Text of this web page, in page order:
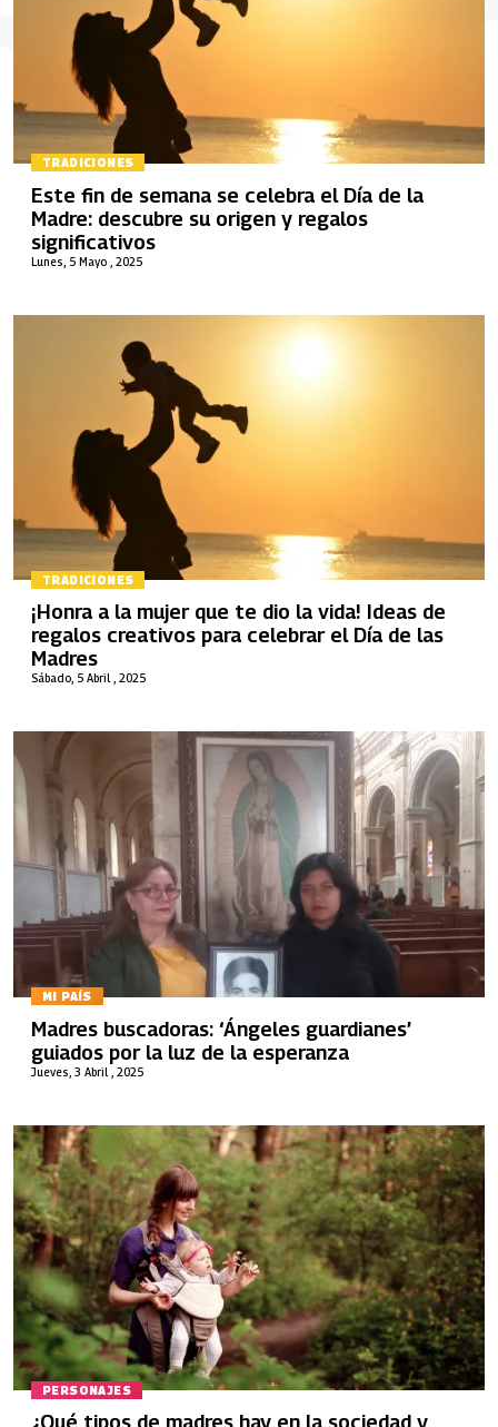
TRADICIONES
Lunes, 5 Mayo , 2025
Este fin de semana se celebra el Día de la
Madre: descubre su origen y regalos
significativos
TRADICIONES
Sábado, 5 Abril , 2025
¡Honra a la mujer que te dio la vida! Ideas de
regalos creativos para celebrar el Día de las
Madres
MI PAÍS
Jueves, 3 Abril , 2025
Madres buscadoras: ‘Ángeles guardianes’
guiados por la luz de la esperanza
PERSONAJES
¿Qué tipos de madres hay en la sociedad y